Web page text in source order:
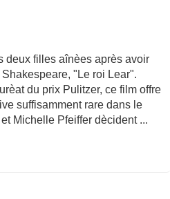
deux filles aînèes après avoir
"Le roi Lear".
du prix Pulitzer, ce film offre
suffisamment rare dans le
Michelle Pfeiffer dècident ...